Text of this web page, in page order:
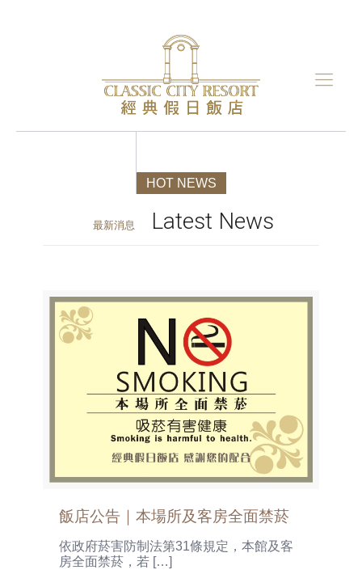
HOT NEWS
最新消息 Latest News
飯店公告｜本場所及客房全面禁菸
依政府菸害防制法第31條規定，本館及客
房全面禁菸，若 […]